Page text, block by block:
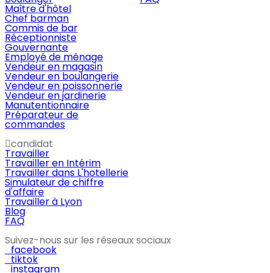
Maître d'hôtel
Chef barman
Commis de bar
Réceptionniste
Gouvernante
Employé de ménage
Vendeur en magasin
Vendeur en boulangerie
Vendeur en poissonnerie
Vendeur en jardinerie
Manutentionnaire
Préparateur de
commandes
candidat
Travailler
Travailler en Intérim
Travailler dans L'hotellerie
Simulateur de chiffre
d'affaire
Travailler à Lyon
Blog
FAQ
Suivez-nous sur les réseaux sociaux
facebook
tiktok
instagram